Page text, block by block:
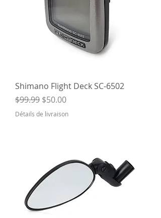
Shimano Flight Deck SC-6502
Regular Price
$99.99 Sale Price
$50.00
Détails de livraison